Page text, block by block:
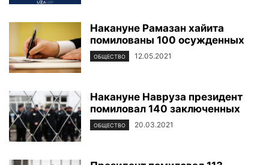
Накануне Рамазан хайита
помилованы 100 осужденных
ОБЩЕСТВО 12.05.2021
Накануне Навруза президент
помиловал 140 заключенных
ОБЩЕСТВО 20.03.2021